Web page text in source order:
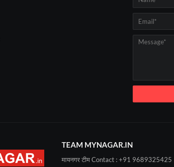
TEAM MYNAGAR.IN
मायनगर टीम Contact : +91 9689325425